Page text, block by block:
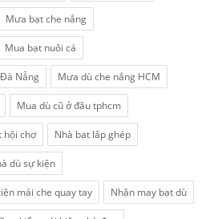
Mưa bạt che nắng
Mua bạt nuôi cá
Nẵng Mưa dù che nắng HCM
Mua dù cũ ở đâu tphcm
hội chợ Nhà bạt lắp ghép
dù sự kiện
mái che quay tay Nhận may bạt dù